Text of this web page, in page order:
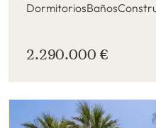
DormitoriosBaños
2.290.000 €